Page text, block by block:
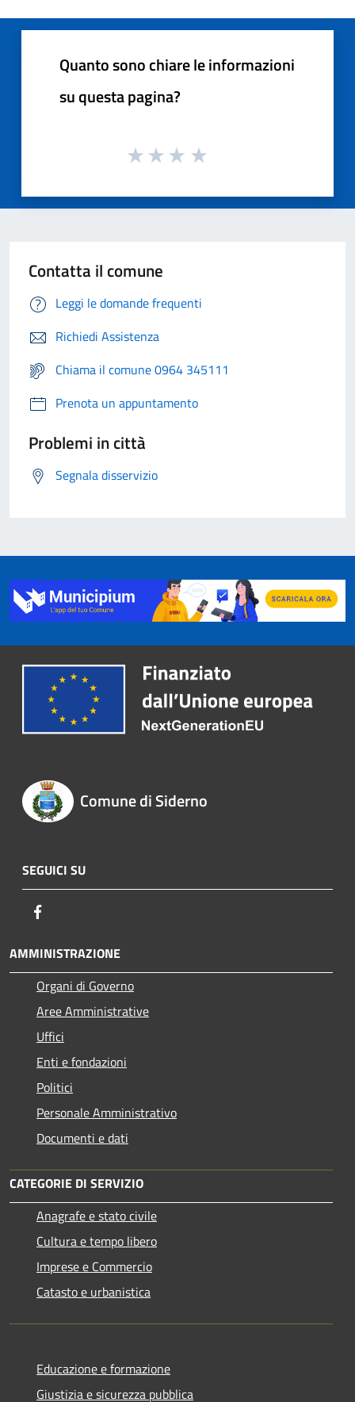
Quanto sono chiare le informazioni
su questa pagina?
Contatta il comune
Leggi le domande frequenti
Richiedi Assistenza
Chiama il comune 0964 345111
Prenota un appuntamento
Problemi in città
Segnala disservizio
Comune di Siderno
SEGUICI SU
AMMINISTRAZIONE
Organi di Governo
Aree Amministrative
Uffici
Enti e fondazioni
Politici
Personale Amministrativo
Documenti e dati
CATEGORIE DI SERVIZIO
Anagrafe e stato civile
Cultura e tempo libero
Imprese e Commercio
Catasto e urbanistica
Educazione e formazione
Giustizia e sicurezza pubblica